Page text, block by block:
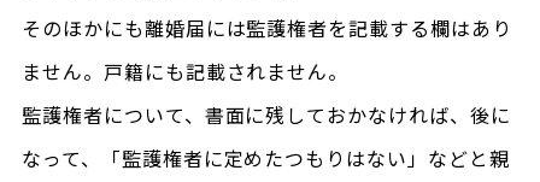
そのほかにも離婚届には監護権者を記載する欄はあり
ません。戸籍にも記載されません。
監護権者について、書面に残しておかなければ、後に
なって、「監護権者に定めたつもりはない」などと親